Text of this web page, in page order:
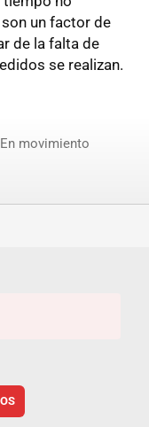
un factor de
de la falta de
se realizan.
En movimiento